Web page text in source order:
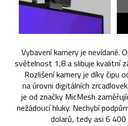
Vybavení kamery je nevídané.
světelnost 1,8 a slibuje kvalitní
Rozlišení kamery je díky čipu
na úrovni digitálních
je od značky MicMesh
nežádoucí hluky. Nechybí
dolarů, tedy asi 6 400